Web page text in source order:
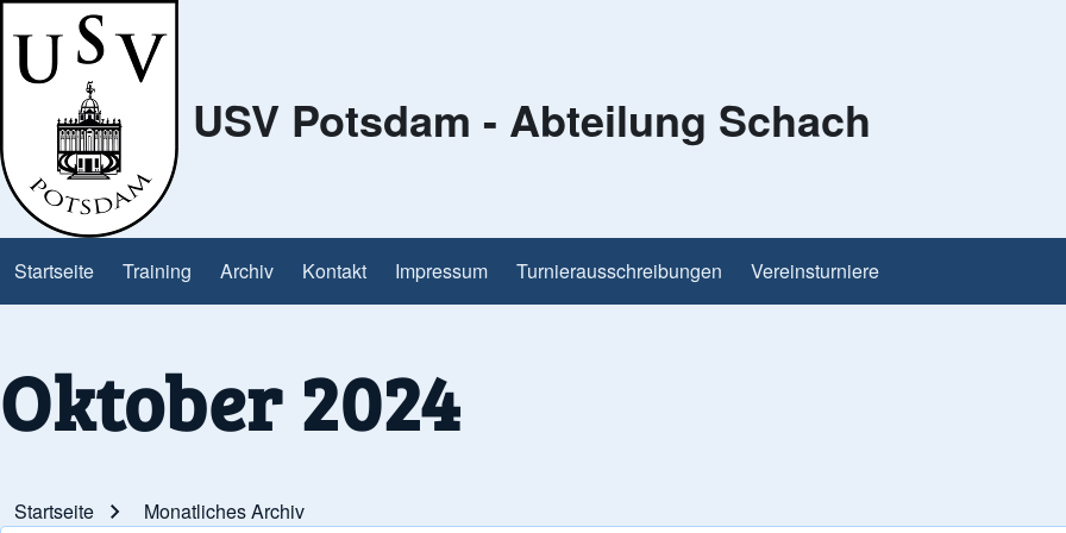
Close Search Block
Search
USV Potsdam - Abteilung Schach
Main navigation
Startseite Training Archiv Kontakt Impressum Turnierausschreibungen Vereinsturniere
Oktober 2024
Startseite Monatliches Archiv